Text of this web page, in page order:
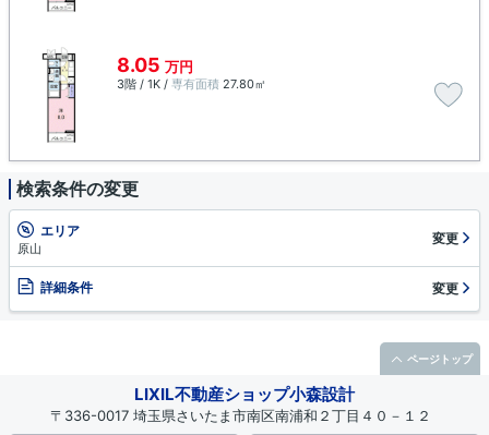
8.05 万円
3階 / 1K / 専有面積 27.80㎡
検索条件の変更
エリア
原山
変更
詳細条件 変更
LIXIL不動産ショップ小森設計
〒336-0017 埼玉県さいたま市南区南浦和２丁目４０－１２
ページトップ